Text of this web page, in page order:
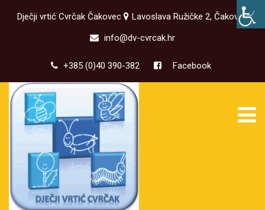
Dječji vrtić Cvrčak Čakovec
Lavoslava Ružičke 2, Čakovec
info@dv-cvrcak.hr
+385 (0)40 390-382 Facebook